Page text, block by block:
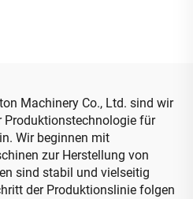
Machinery Co., Ltd. sind wir
für
Wir beginnen mit
zur Herstellung von
sind stabil und vielseitig
der Produktionslinie folgen